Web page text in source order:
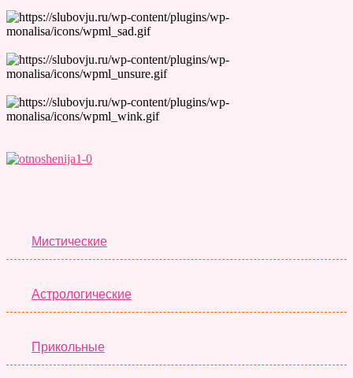
Мистические
Астрологические
Прикольные